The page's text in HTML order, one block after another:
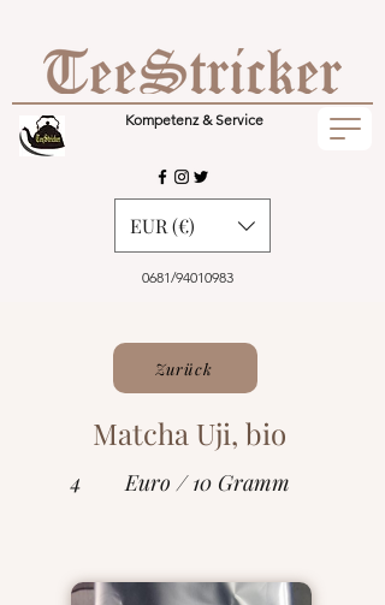
Kompetenz & Service
0681/94010983
EUR (€)
Zurück
Matcha Uji, bio
4 Euro / 10 Gramm